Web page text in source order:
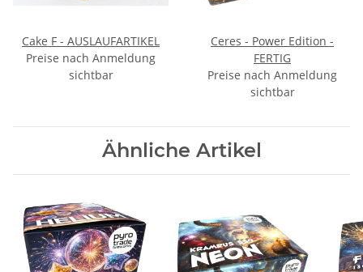
Cake F - AUSLAUFARTIKEL
Preise nach Anmeldung
sichtbar
Ceres - Power Edition -
FERTIG
Preise nach Anmeldung
sichtbar
Ähnliche Artikel